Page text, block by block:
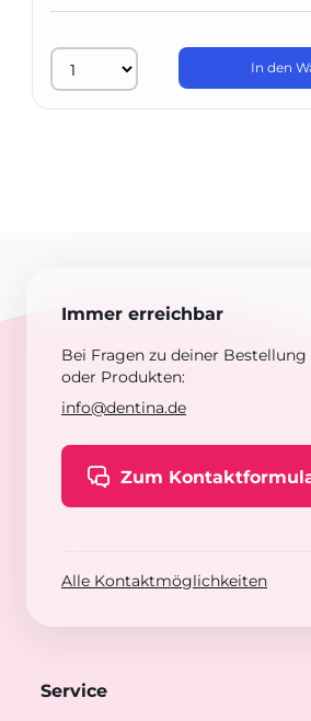
In den
Immer erreichbar
Bei Fragen zu deiner Bestellung
oder Produkten:
info@dentina.de
Zum
Alle Kontaktmöglichkeiten
Service